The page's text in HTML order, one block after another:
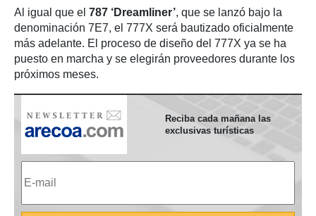
Al igual que el 787 ‘Dreamliner’, que se lanzó bajo la
denominación 7E7, el 777X será bautizado oficialmente
más adelante. El proceso de diseño del 777X ya se ha
puesto en marcha y se elegirán proveedores durante los
próximos meses.
Reciba cada mañana las
exclusivas turísticas